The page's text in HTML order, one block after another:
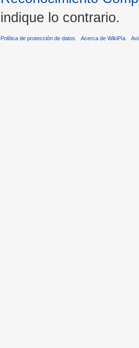
indique lo contrario.
Política de protección de datos Acerca de WikiPía